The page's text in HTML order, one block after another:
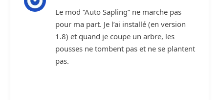
Le mod “Auto Sapling” ne marche pas
pour ma part. Je l’ai installé (en version
1.8) et quand je coupe un arbre, les
pousses ne tombent pas et ne se plantent
pas.